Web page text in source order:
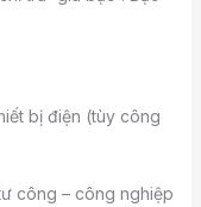
bị điện (tùy công
công – công nghiệp